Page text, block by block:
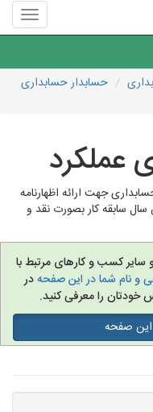
منوی
سایت
حسابدار حسابداری
عملکرد
جهت ارائه اظهارنامه
سابقه کار بصورت نقد و
کسب و کارهای مرتبط با
و نام شما در این صفحهدر
خودتان را معرفی کنید.
این صفحه